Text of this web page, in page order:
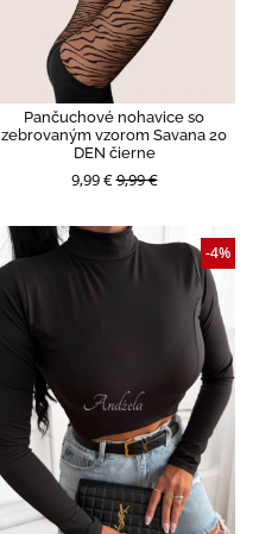
Pančuchové nohavice so
zebrovaným vzorom Savana 20
DEN čierne
9,99 €9,99 €
-4%